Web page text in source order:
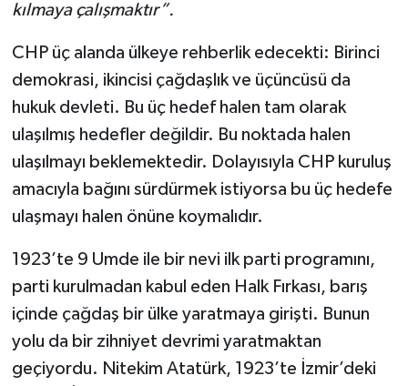
kılmaya çalışmaktır”.
CHP üç alanda ülkeye rehberlik edecekti: Birinci
demokrasi, ikincisi çağdaşlık ve üçüncüsü da
hukuk devleti. Bu üç hedef halen tam olarak
ulaşılmış hedefler değildir. Bu noktada halen
ulaşılmayı beklemektedir. Dolayısıyla CHP kuruluş
amacıyla bağını sürdürmek istiyorsa bu üç hedefe
ulaşmayı halen önüne koymalıdır.
1923’te 9 Umde ile bir nevi ilk parti programını,
parti kurulmadan kabul eden Halk Fırkası, barış
içinde çağdaş bir ülke yaratmaya girişti. Bunun
yolu da bir zihniyet devrimi yaratmaktan
geçiyordu. Nitekim Atatürk, 1923’te İzmir’deki